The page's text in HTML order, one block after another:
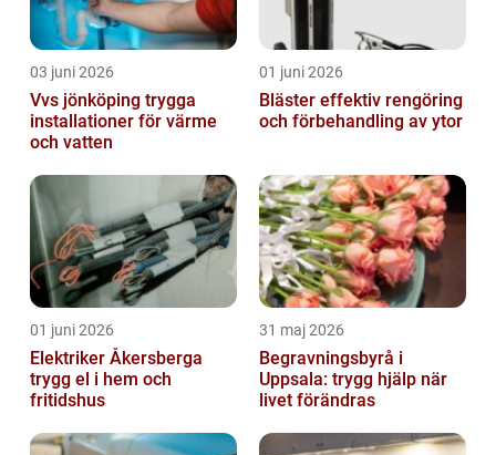
03 juni 2026
Vvs jönköping trygga
installationer för värme
och vatten
01 juni 2026
Bläster effektiv rengöring
och förbehandling av ytor
01 juni 2026
Elektriker Åkersberga
trygg el i hem och
fritidshus
31 maj 2026
Begravningsbyrå i
Uppsala: trygg hjälp när
livet förändras